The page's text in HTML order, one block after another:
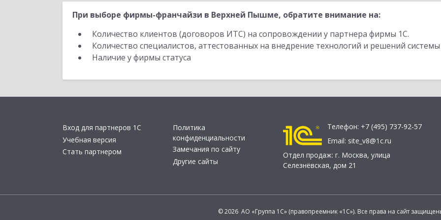
При выборе фирмы-франчайзи в Верхней Пышме, обратите внимание на:
Количество клиентов (договоров ИТС) на сопровождении у партнера фирмы 1С.
Количество специалистов, аттестованных на внедрение технологий и решений
Наличие у фирмы статуса
Вход для партнеров 1С
Учебная версия
Стать партнером
Политика
конфиденциальности
Замечания по сайту
Другие сайты
Телефон: +7 (495) 737-92-57
Email: site_v8@1c.ru
Отдел продаж: г. Москва, улица
Селезнёвская, дом 21
© 2026 АО «Группа 1С» (правопреемник «1С»). Все права на сайт